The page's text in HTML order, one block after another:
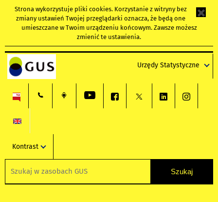
Strona wykorzystuje pliki cookies. Korzystanie z witryny bez
zmiany ustawień Twojej przeglądarki oznacza, że będą one
umieszczane w Twoim urządzeniu końcowym. Zawsze możesz
zmienić te ustawienia.
Urzędy Statystyczne
Kontrast